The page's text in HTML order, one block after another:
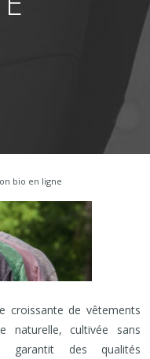
bio en ligne
croissante de vêtements
naturelle, cultivée sans
garantit des qualités